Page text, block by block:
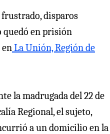
disparos
en prisión
La Unión, Región de
la madrugada del 22 de
Regional, el sujeto,
a un domicilio en la